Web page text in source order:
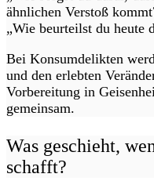
ähnlichen Verstoß
„Wie beurteilst du heute
Bei Konsumdelikten
und den erlebten
Vorbereitung in
gemeinsam.
Was geschieht,
schafft?